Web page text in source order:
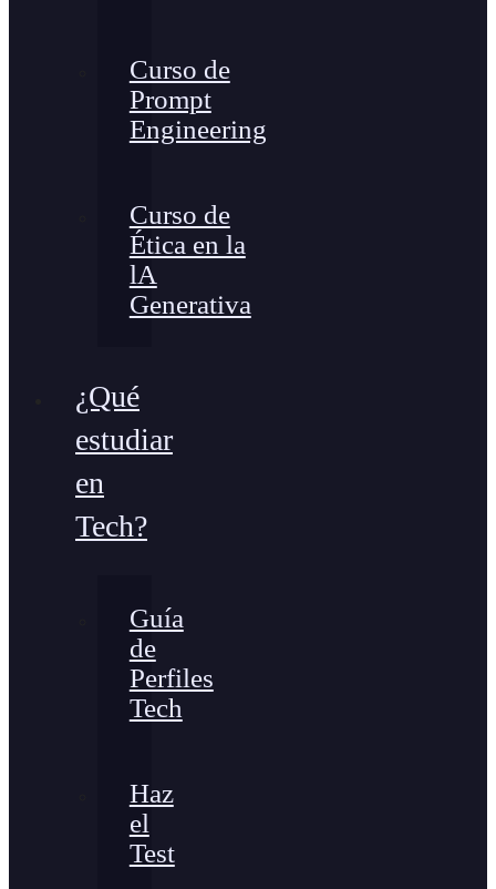
Curso de
Prompt
Engineering
Curso de
Ética en la
lA
Generativa
¿Qué
estudiar
en
Tech?
Guía
de
Perfiles
Tech
Haz
el
Test